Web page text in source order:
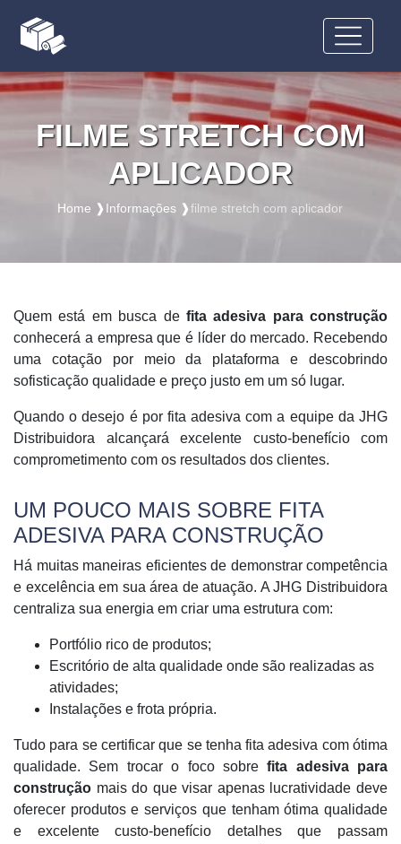
FILME STRETCH COM
APLICADOR
Home ❱ Informações ❱filme stretch com aplicador
Quem está em busca defita adesiva para construção
conhecerá a empresa que é líder do mercado. Recebendo
uma cotação por meio da plataforma e descobrindo
sofisticação qualidade e preço justo em um só lugar.
Quando o desejo é por fita adesiva com a equipe da JHG
Distribuidora alcançará excelente custo-benefício com
comprometimento com os resultados dos clientes.
UM POUCO MAIS SOBRE FITA
ADESIVA PARA CONSTRUÇÃO
Há muitas maneiras eficientes de demonstrar competência
e excelência em sua área de atuação. A JHG Distribuidora
centraliza sua energia em criar uma estrutura com:
Portfólio rico de produtos;
Escritório de alta qualidade onde são realizadas as
atividades;
Instalações e frota própria.
Tudo para se certificar que se tenha fita adesiva com ótima
qualidade. Sem trocar o foco sobrefita adesiva para
construção mais do que visar apenas lucratividade deve
oferecer produtos e serviços que tenham ótima qualidade
e excelente custo-benefício detalhes que passam